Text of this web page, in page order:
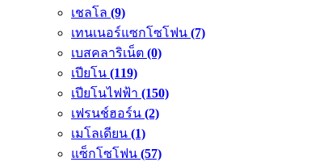
เชลโล (9)
เทนเนอร์แซกโซโฟน (7)
เบสคลาริเน็ต (0)
เปียโน (119)
เปียโนไฟฟ้า (150)
เฟรนช์ฮอร์น (2)
เมโลเดียน (1)
แซ็กโซโฟน (57)